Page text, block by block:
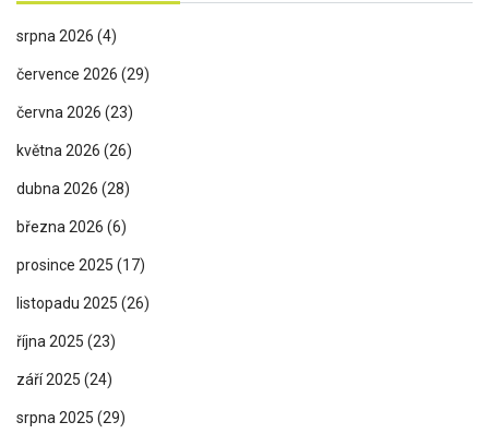
srpna 2026 (4)
července 2026 (29)
června 2026 (23)
května 2026 (26)
dubna 2026 (28)
března 2026 (6)
prosince 2025 (17)
listopadu 2025 (26)
října 2025 (23)
září 2025 (24)
srpna 2025 (29)